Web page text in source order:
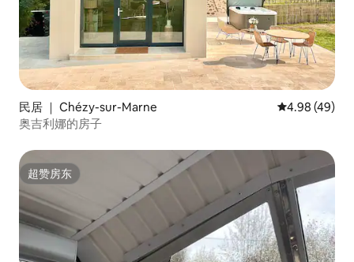
民居 ｜ Chézy-sur-Marne 平均评分
4.98 (49)
奥吉利娜的房子
超赞房东
超赞房东